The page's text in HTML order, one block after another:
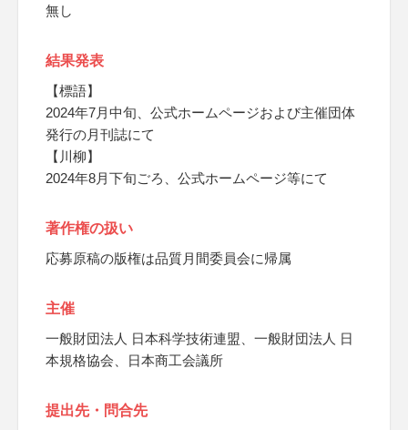
無し
結果発表
【標語】
2024年7月中旬、公式ホームページおよび主催団体
発行の月刊誌にて
【川柳】
2024年8月下旬ごろ、公式ホームページ等にて
著作権の扱い
応募原稿の版権は品質月間委員会に帰属
主催
一般財団法人 日本科学技術連盟、一般財団法人 日
本規格協会、日本商工会議所
提出先・問合先